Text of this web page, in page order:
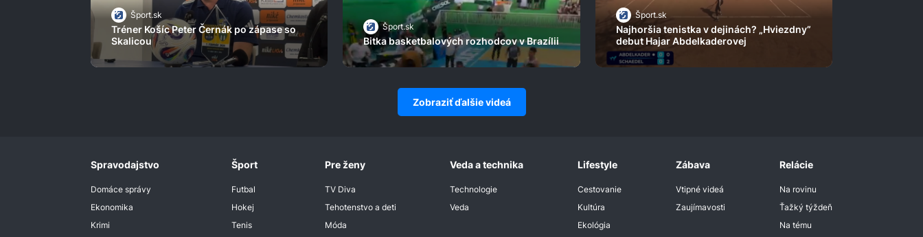
Šport.sk
Tréner Košíc Peter Černák po zápase so
Skalicou
Šport.sk
Bitka basketbalových rozhodcov v Brazílii
Šport.sk
Najhoršia tenistka v dejinách? „Hviezdny”
debut Hajar Abdelkaderovej
Zobraziť ďalšie videá
Spravodajstvo
Domáce správy
Ekonomika
Krimi
Šport
Futbal
Hokej
Tenis
Pre ženy
TV Diva
Tehotenstvo a deti
Móda
Veda a technika
Technologie
Veda
Lifestyle
Cestovanie
Kultúra
Ekológia
Zábava
Vtipné videá
Zaujímavosti
Relácie
Na rovinu
Ťažký týždeň
Na tému